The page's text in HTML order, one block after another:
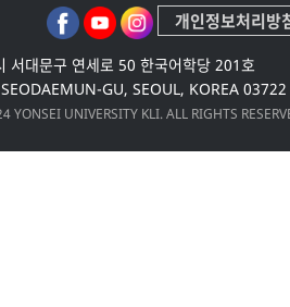
서대문구 연세로 50 한국어학당 201호
GU, SEOUL, KOREA 03722
YONSEI UNIVERSITY KLI. ALL RIGHTS
개인정보처리방